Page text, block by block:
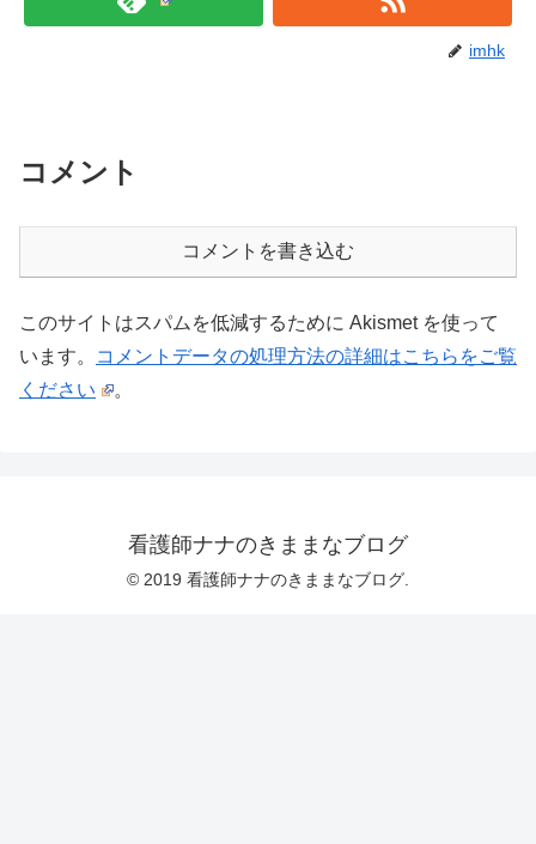
imhk
コメント
コメントを書き込む
このサイトはスパムを低減するために Akismet を使って
います。
コメントデータの処理方法の詳細はこちらをご覧
ください
。
看護師ナナのきままなブログ
© 2019 看護師ナナのきままなブログ.